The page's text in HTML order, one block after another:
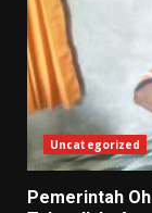
Uncategorized
Pemerintah